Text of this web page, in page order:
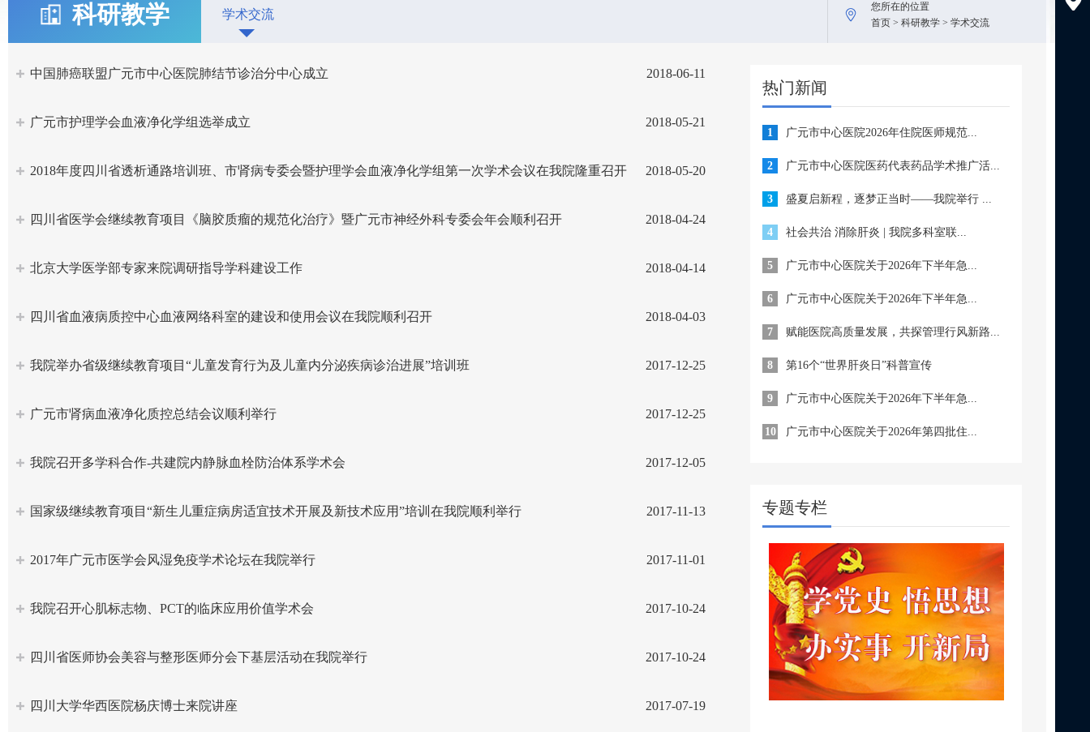
科研教学 学术交流
您所在的位置
首页 > 科研教学 > 学术交流
2018-06-11
中国肺癌联盟广元市中心医院肺结节诊治分中心成立
2018-05-21
广元市护理学会血液净化学组选举成立
2018-05-20
2018年度四川省透析通路培训班、市肾病专委会暨护理学会血液净化学组第一次学术会议在我院隆重召开
2018-04-24
四川省医学会继续教育项目《脑胶质瘤的规范化治疗》暨广元市神经外科专委会年会顺利召开
2018-04-14
北京大学医学部专家来院调研指导学科建设工作
2018-04-03
四川省血液病质控中心血液网络科室的建设和使用会议在我院顺利召开
2017-12-25
我院举办省级继续教育项目“儿童发育行为及儿童内分泌疾病诊治进展”培训班
2017-12-25
广元市肾病血液净化质控总结会议顺利举行
2017-12-05
我院召开多学科合作-共建院内静脉血栓防治体系学术会
2017-11-13
国家级继续教育项目“新生儿重症病房适宜技术开展及新技术应用”培训在我院顺利举行
2017-11-01
2017年广元市医学会风湿免疫学术论坛在我院举行
2017-10-24
我院召开心肌标志物、PCT的临床应用价值学术会
2017-10-24
四川省医师协会美容与整形医师分会下基层活动在我院举行
2017-07-19
四川大学华西医院杨庆博士来院讲座
热门新闻
1 广元市中心医院2026年住院医师规范...
2 广元市中心医院医药代表药品学术推广活...
3 盛夏启新程，逐梦正当时——我院举行 ...
4 社会共治 消除肝炎 | 我院多科室联...
5 广元市中心医院关于2026年下半年急...
6 广元市中心医院关于2026年下半年急...
7 赋能医院高质量发展，共探管理行风新路...
8 第16个“世界肝炎日”科普宣传
9 广元市中心医院关于2026年下半年急...
10 广元市中心医院关于2026年第四批住...
专题专栏